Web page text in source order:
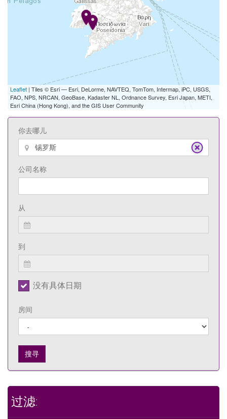
Leaflet | Tiles © Esri — Esri, DeLorme, NAVTEQ, TomTom, Intermap, iPC, USGS,
FAO, NPS, NRCAN, GeoBase, Kadaster NL, Ordnance Survey, Esri Japan, METI,
Esri China (Hong Kong), and the GIS User Community
你去哪儿
公司名称
从
到
没有具体日期
房间
搜寻
过滤: